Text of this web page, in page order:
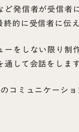
ど発信者が受信
的に受信者に伝え
ーをしない限り制
して会話をします
コミュニケーシ